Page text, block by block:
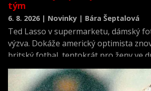
tým
6. 8. 2026 | Novinky | Bára Šeptalová
Ted Lasso v supermarketu, dámský
výzva. Dokáže americký optimista
britský fotbal, tentokrát pro ženy ve